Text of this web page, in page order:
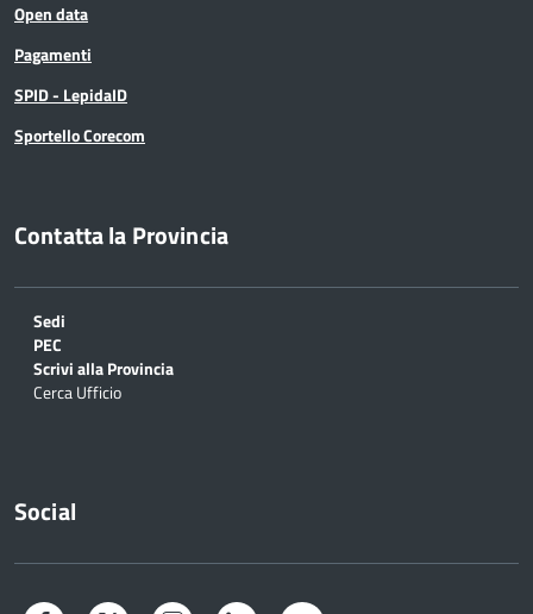
Open data
Pagamenti
SPID - LepidaID
Sportello Corecom
Contatta la Provincia
Sedi
PEC
Scrivi alla Provincia
Cerca Ufficio
Social